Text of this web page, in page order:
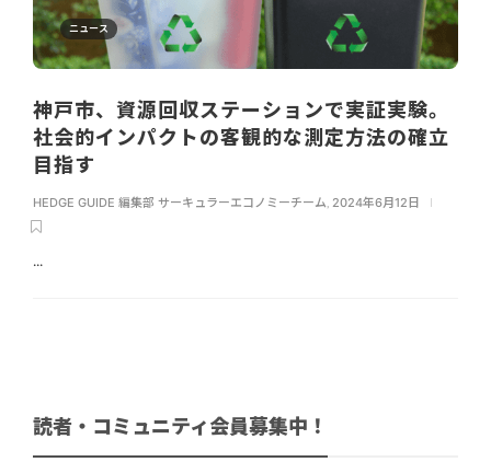
ニュース
神戸市、資源回収ステーションで実証実験。
社会的インパクトの客観的な測定方法の確立
目指す
HEDGE GUIDE 編集部 サーキュラーエコノミーチーム 2024年6月12日
...
読者・コミュニティ会員募集中！